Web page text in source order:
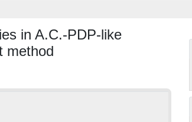
in A.C.-PDP-like
method